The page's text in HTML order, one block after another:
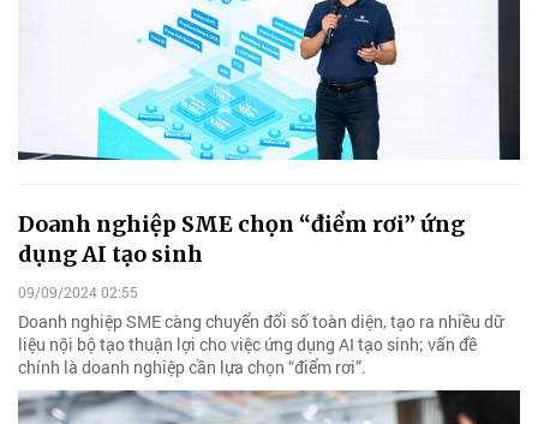
Doanh nghiệp SME chọn “điểm rơi” ứng
dụng AI tạo sinh
09/09/2024 02:55
Doanh nghiệp SME càng chuyển đổi số toàn diện, tạo ra nhiều dữ
liệu nội bộ tạo thuận lợi cho việc ứng dụng AI tạo sinh; vấn đề
chính là doanh nghiệp cần lựa chọn “điểm rơi”.